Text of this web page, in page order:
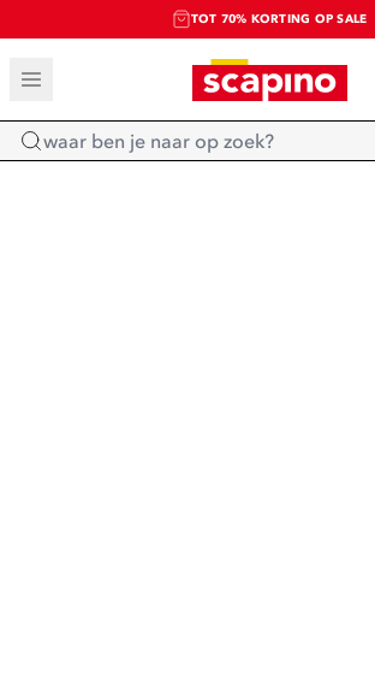
TOT 70% KORTING OP SALE
SALE: LAATSTE KANS!
SHOP NIEUW
Home